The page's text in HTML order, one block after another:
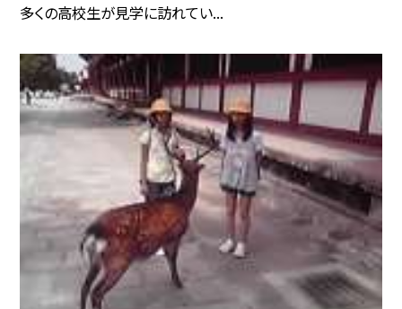
多くの高校生が見学に訪れてい...